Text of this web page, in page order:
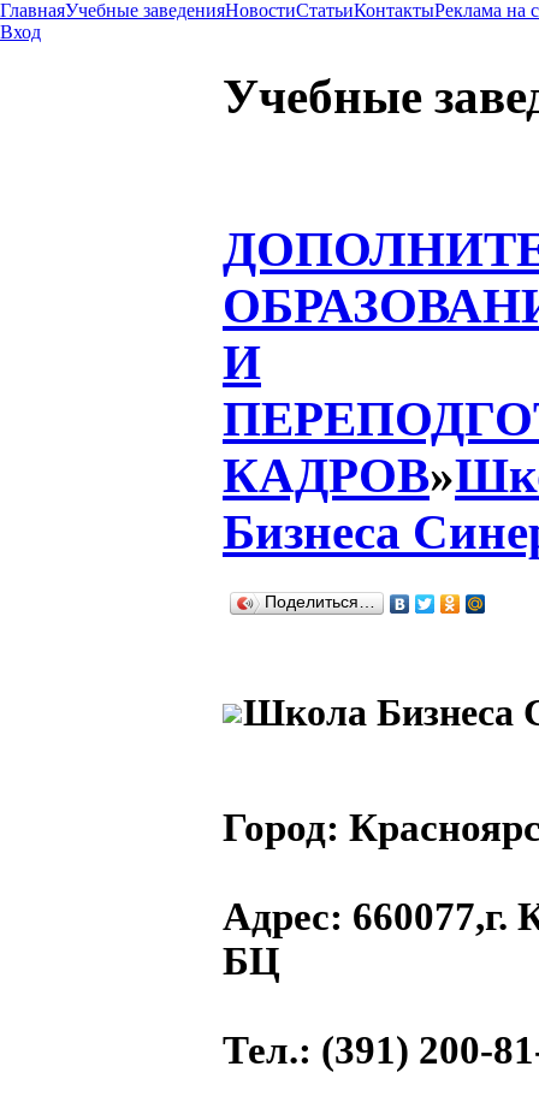
ГлавнаяУчебные заведенияНовостиСтатьиКонтактыРеклама на
Вход
Учебные
И
КАДРОВ»
Бизнеса
Поделиться…
Школа Бизнеса
Город:
Адрес: 660077,г.
БЦ
Тел.: (391) 200-